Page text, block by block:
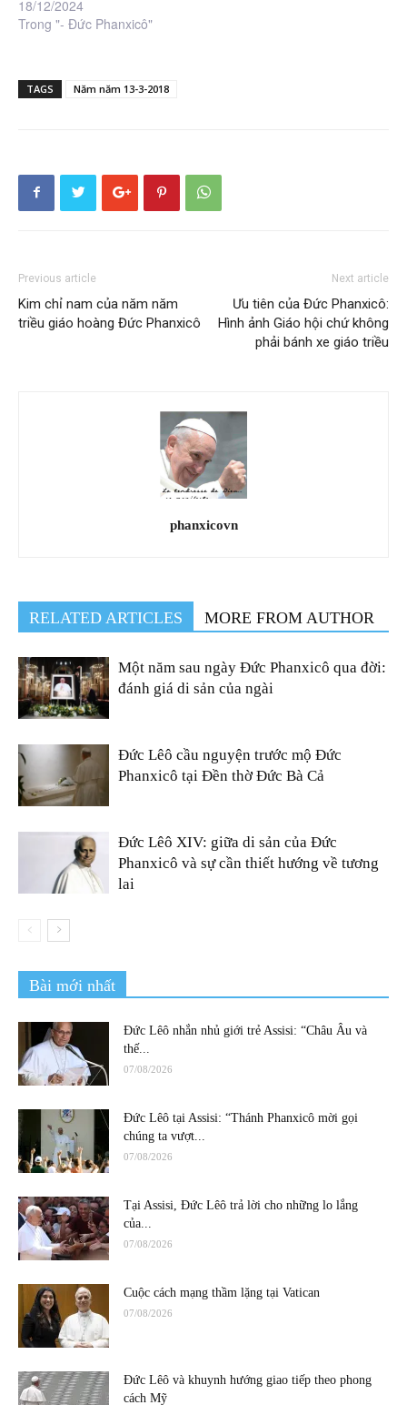
18/12/2024
Trong "- Đức Phanxicô"
TAGS Năm năm 13-3-2018
Previous article
Kim chỉ nam của năm năm
triều giáo hoàng Đức Phanxicô
Next article
Ưu tiên của Đức Phanxicô:
Hình ảnh Giáo hội chứ không
phải bánh xe giáo triều
phanxicovn
RELATED ARTICLES MORE FROM AUTHOR
Một năm sau ngày Đức Phanxicô qua đời:
đánh giá di sản của ngài
Đức Lêô cầu nguyện trước mộ Đức
Phanxicô tại Đền thờ Đức Bà Cả
Đức Lêô XIV: giữa di sản của Đức
Phanxicô và sự cần thiết hướng về tương
lai
Bài mới nhất
Đức Lêô nhắn nhủ giới trẻ Assisi: “Châu Âu và
thế...
07/08/2026
Đức Lêô tại Assisi: “Thánh Phanxicô mời gọi
chúng ta vượt...
07/08/2026
Tại Assisi, Đức Lêô trả lời cho những lo lắng
của...
07/08/2026
Cuộc cách mạng thầm lặng tại Vatican
07/08/2026
Đức Lêô và khuynh hướng giao tiếp theo phong
cách Mỹ